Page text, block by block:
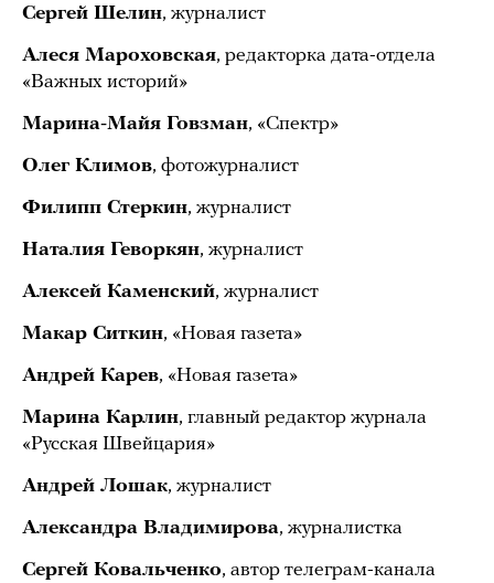
Сергей Шелин, журналист
Алеся Мароховская, редакторка дата-отдела
«Важных историй»
Марина-Майя Говзман, «Спектр»
Олег Климов, фотожурналист
Филипп Стеркин, журналист
Наталия Геворкян, журналист
Алексей Каменский, журналист
Макар Ситкин, «Новая газета»
Андрей Карев, «Новая газета»
Марина Карлин, главный редактор журнала
«Русская Швейцария»
Андрей Лошак, журналист
Александра Владимирова, журналистка
Сергей Ковальченко, автор телеграм-канала